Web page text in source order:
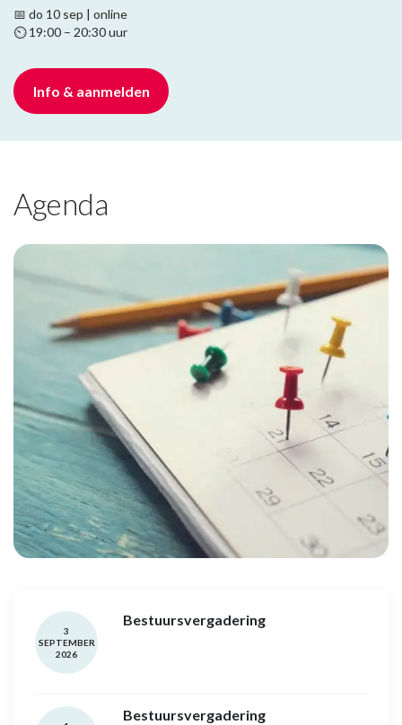
📅 do 10 sep | online
⏲️ 19:00 – 20:30 uur
Info & aanmelden
Agenda
3
SEPTEMBER
2026
Bestuursvergadering
Bestuursvergadering